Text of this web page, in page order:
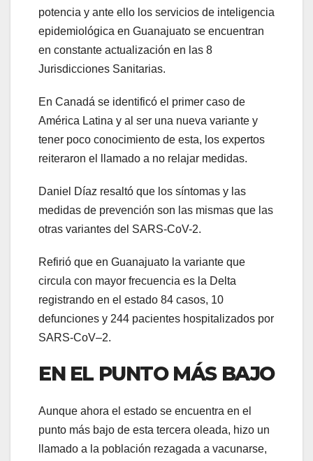
potencia y ante ello los servicios de inteligencia
epidemiológica en Guanajuato se encuentran
en constante actualización en las 8
Jurisdicciones Sanitarias.
En Canadá se identificó el primer caso de
América Latina y al ser una nueva variante y
tener poco conocimiento de esta, los expertos
reiteraron el llamado a no relajar medidas.
Daniel Díaz resaltó que los síntomas y las
medidas de prevención son las mismas que las
otras variantes del SARS-CoV-2.
Refirió que en Guanajuato la variante que
circula con mayor frecuencia es la Delta
registrando en el estado 84 casos, 10
defunciones y 244 pacientes hospitalizados por
SARS-CoV–2.
EN EL PUNTO MÁS BAJO
Aunque ahora el estado se encuentra en el
punto más bajo de esta tercera oleada, hizo un
llamado a la población rezagada a vacunarse,